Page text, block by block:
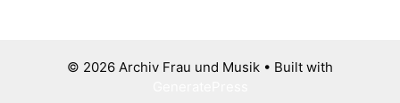
© 2026 Archiv Frau und Musik • Built with